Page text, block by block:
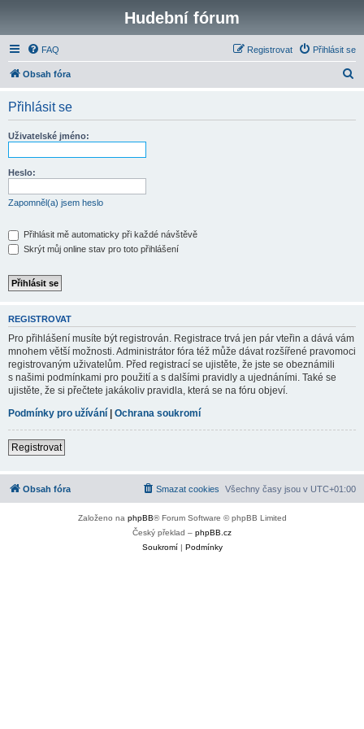
Hudební fórum
FAQ Přihlásit se
Registrovat
Obsah fóra
Přihlásit se
Uživatelské jméno:
Heslo:
Zapomněl(a) jsem heslo
Přihlásit mě automaticky při každé návštěvě
Skrýt můj online stav pro toto přihlášení
REGISTROVAT
Pro přihlášení musíte být registrován. Registrace trvá jen pár vteřin a dává vám
mnohem větší možnosti. Administrátor fóra též může dávat rozšířené pravomoci
registrovaným uživatelům. Před registrací se ujistěte, že jste se obeznámili
s našimi podmínkami pro použití a s dalšími pravidly a ujednáními. Také se
ujistěte, že si přečtete jakákoliv pravidla, která se na fóru objeví.
Podmínky pro užívání | Ochrana soukromí
Registrovat
Obsah fóra Všechny časy jsou v UTC+01:00
Smazat cookies
Založeno na phpBB® Forum Software © phpBB Limited
Český překlad – phpBB.cz
Soukromí| Podmínky